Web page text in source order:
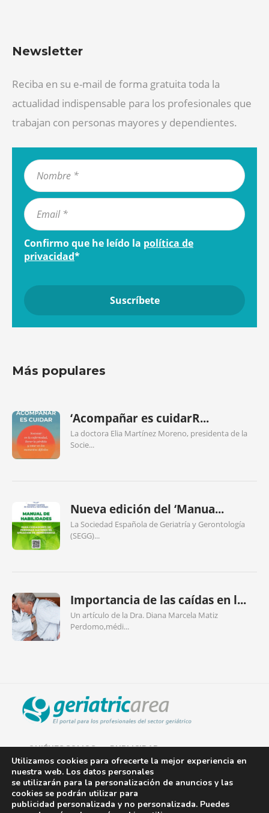
Newsletter
Reciba en su e-mail de forma gratuita toda la
actualidad indispensable para los profesionales que
trabajan con personas mayores y dependientes.
Confirmo que he leído la política de
privacidad*
Más populares
‘Acompañar es cuidarR...
La doctora Elia Martínez Moreno, presidenta de la
Socie...
Nueva edición del ‘Manua...
La Sociedad Española de Geriatría y Gerontología
(SEGG)...
Importancia de las caídas en l...
Un artículo de la Dra. Diana Marcela Matiz
Perdomo,médi...
QUIÉNES SOMOS PUBLICIDAD
AVISO LEGAL
POLÍTICA DE COOKIES
Utilizamos cookies para ofrecerte la mejor experiencia en
nuestra web. Los datos personales
se utilizarán para la personalización de anuncios y las
cookies se podrán utilizar para
publicidad personalizada y no personalizada. Puedes